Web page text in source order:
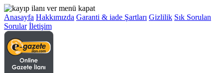
Anasayfa Hakkımızda Garanti & iade Şartları Gizlilik Sık Sorulan
Sorular İletişim